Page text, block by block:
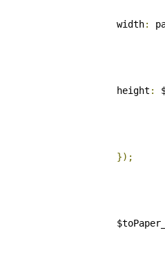
width:
height :
});